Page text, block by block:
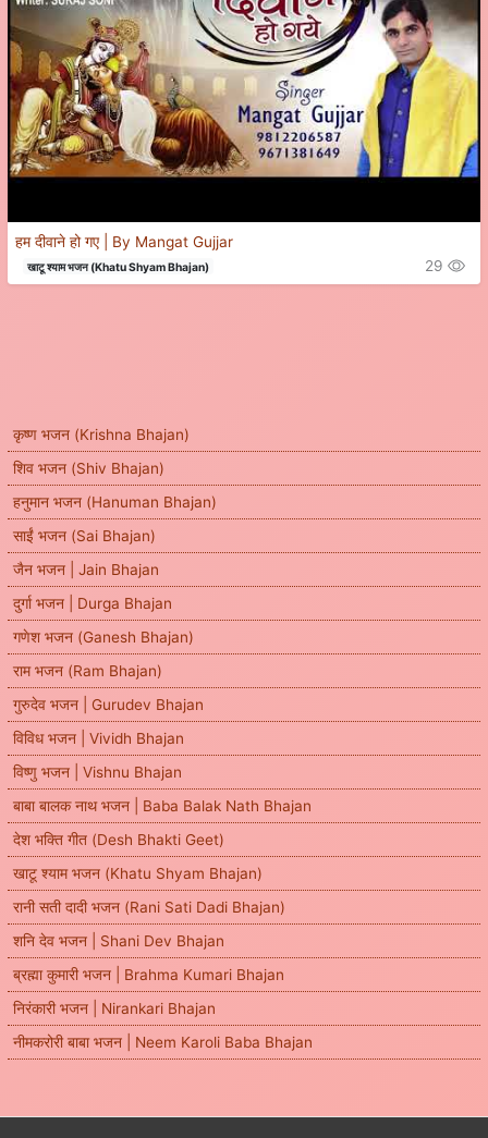
कृष्ण भजन (Krishna Bhajan)
शिव भजन (Shiv Bhajan)
हनुमान भजन (Hanuman Bhajan)
साईं भजन (Sai Bhajan)
जैन भजन | Jain Bhajan
दुर्गा भजन | Durga Bhajan
गणेश भजन (Ganesh Bhajan)
राम भजन (Ram Bhajan)
गुरुदेव भजन | Gurudev Bhajan
विविध भजन | Vividh Bhajan
विष्णु भजन | Vishnu Bhajan
बाबा बालक नाथ भजन | Baba Balak Nath Bhajan
देश भक्ति गीत (Desh Bhakti Geet)
खाटू श्याम भजन (Khatu Shyam Bhajan)
रानी सती दादी भजन (Rani Sati Dadi Bhajan)
शनि देव भजन | Shani Dev Bhajan
ब्रह्मा कुमारी भजन | Brahma Kumari Bhajan
निरंकारी भजन | Nirankari Bhajan
नीमकरोरी बाबा भजन | Neem Karoli Baba Bhajan
हम दीवाने हो गए | By Mangat Gujjar
खाटू श्याम भजन (Khatu Shyam Bhajan) 29